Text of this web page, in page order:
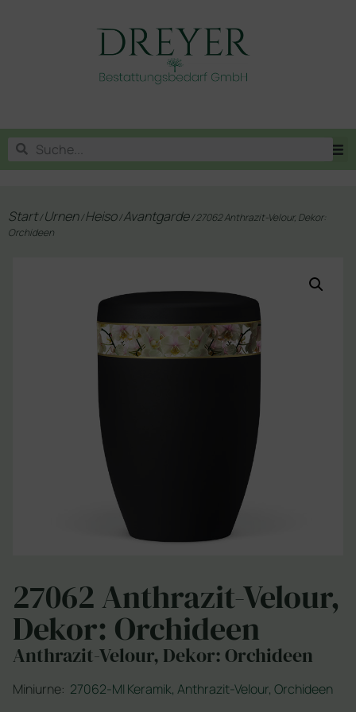
Start/Urnen/Heiso/Avantgarde/ 27062 Anthrazit-Velour, Dekor:
Orchideen
27062 Anthrazit-Velour,
Dekor: Orchideen
Anthrazit-Velour, Dekor: Orchideen
Miniurne: 27062-MI Keramik, Anthrazit-Velour, Orchideen